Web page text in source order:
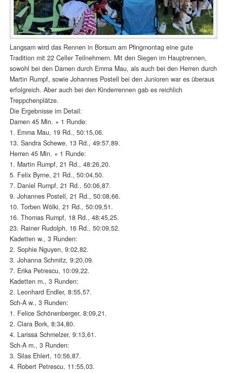
Langsam wird das Rennen in Borsum am Pfingmontag eine gute
Tradition mit 22 Celler Teilnehmern. Mit den Siegen im Hauptrennen,
sowohl bei den Damen durch Emma Mau, als auch bei den Herren durch
Martin Rumpf, sowie Johannes Postell bei den Junioren war es überaus
erfolgreich. Aber auch bei den Kinderrennen gab es reichlich
Treppchenplätze.
Die Ergebnisse im Detail:
Damen 45 Min. + 1 Runde:
1. Emma Mau, 19 Rd., 50:15,06.
13. Sandra Schewe, 13 Rd., 49:57,89.
Herren 45 Min. + 1 Runde:
1. Martin Rumpf, 21 Rd., 48:26,20.
5. Felix Byrne, 21 Rd., 50:04,50.
7. Daniel Rumpf, 21 Rd., 50:06,87.
9. Johannes Postell, 21 Rd., 50:08,66.
10. Torben Wölki, 21 Rd., 50:09,51.
16. Thomas Rumpf, 18 Rd., 48:45,25.
23. Rainer Rudolph, 16 Rd., 50:09,52.
Kadetten w., 3 Runden:
2. Sophie Nguyen, 9:02,82.
3. Johanna Schmitz, 9:20,09.
7. Erika Petrescu, 10:09,22.
Kadetten m., 3 Runden:
2. Leonhard Endler, 8:55,57.
Sch-A w., 3 Runden:
1. Felice Schönenberger, 8:09,21.
2. Clara Bork, 8:34,80.
4. Larissa Schmelzer, 9:13,61.
Sch-A m., 3 Runden:
3. Silas Ehlert, 10:56,87.
4. Robert Petrescu, 11:55,03.